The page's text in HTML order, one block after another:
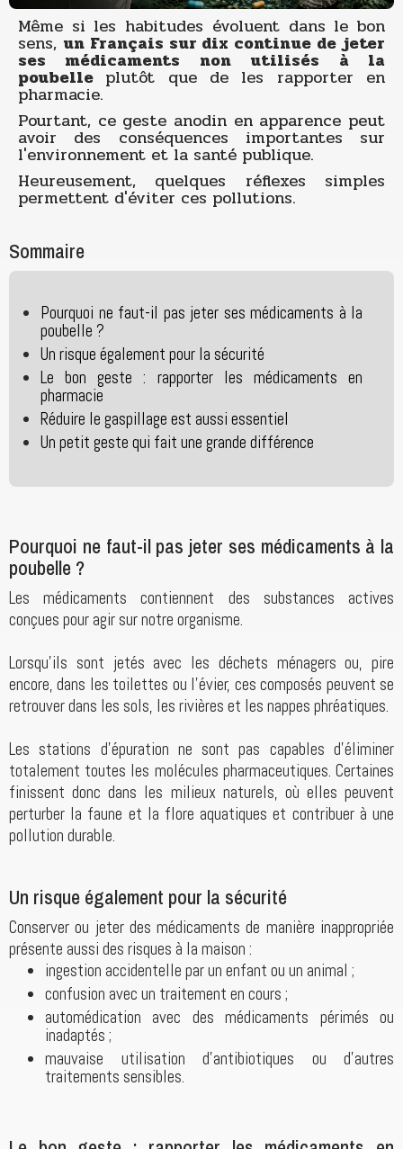
Même si les habitudes évoluent dans le bon
sens, un Français sur dix continue de jeter
ses médicaments non utilisés à la
poubelle plutôt que de les rapporter en
pharmacie.
Pourtant, ce geste anodin en apparence peut
avoir des conséquences importantes sur
l'environnement et la santé publique.
Heureusement, quelques réflexes simples
permettent d'éviter ces pollutions.
Sommaire
Pourquoi ne faut-il pas jeter ses médicaments à la
poubelle ?
Un risque également pour la sécurité
Le bon geste : rapporter les médicaments en
pharmacie
Réduire le gaspillage est aussi essentiel
Un petit geste qui fait une grande différence
Pourquoi ne faut-il pas jeter ses médicaments à la
poubelle ?
Les médicaments contiennent des substances actives
conçues pour agir sur notre organisme.
Lorsqu'ils sont jetés avec les déchets ménagers ou, pire
encore, dans les toilettes ou l'évier, ces composés peuvent se
retrouver dans les sols, les rivières et les nappes phréatiques.
Les stations d'épuration ne sont pas capables d'éliminer
totalement toutes les molécules pharmaceutiques. Certaines
finissent donc dans les milieux naturels, où elles peuvent
perturber la faune et la flore aquatiques et contribuer à une
pollution durable.
Un risque également pour la sécurité
Conserver ou jeter des médicaments de manière inappropriée
présente aussi des risques à la maison :
ingestion accidentelle par un enfant ou un animal ;
confusion avec un traitement en cours ;
automédication avec des médicaments périmés ou
inadaptés ;
mauvaise utilisation d'antibiotiques ou d'autres
traitements sensibles.